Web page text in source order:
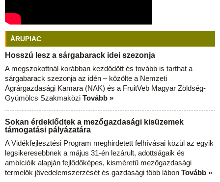
ÁRUPIAC
Hosszú lesz a sárgabarack idei szezonja
A megszokottnál korábban kezdődött és tovább is tarthat a
sárgabarack szezonja az idén – közölte a Nemzeti
Agrárgazdasági Kamara (NAK) és a FruitVeb Magyar Zöldség-
Gyümölcs Szakmaközi Tovább »
Sokan érdeklődtek a mezőgazdasági kisüzemek
támogatási pályázatára
A Vidékfejlesztési Program meghirdetett felhívásai közül az egyik
legsikeresebbnek a május 31-én lezárult, adottságaik és
ambícióik alapján fejlődőképes, kisméretű mezőgazdasági
termelők jövedelemszerzését és gazdasági több lábon Tovább »